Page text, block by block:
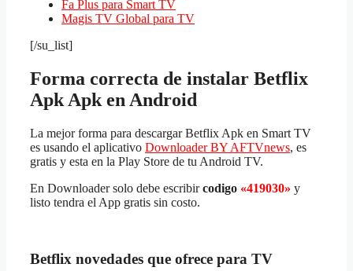
Fa Plus para Smart TV
Magis TV Global para TV
[/su_list]
Forma correcta de instalar Betflix
Apk Apk en Android
La mejor forma para descargar Betflix Apk en Smart TV
es usando el aplicativo Downloader BY AFTVnews, es
gratis y esta en la Play Store de tu Android TV.
En Downloader solo debe escribircodigo «419030» y
listo tendra el App gratis sin costo.
Betflix novedades que ofrece para TV